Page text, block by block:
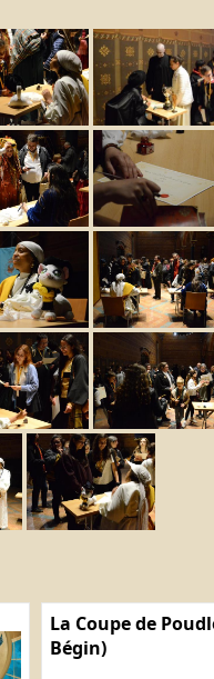
La Coupe de
Bégin)